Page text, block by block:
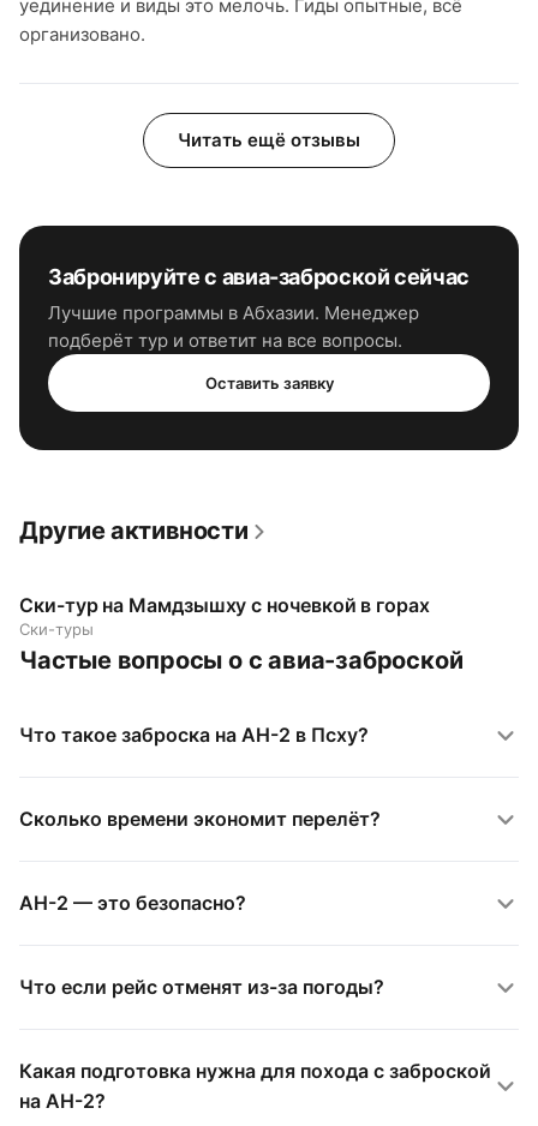
уединение и виды это мелочь. Гиды опытные, всё
организовано.
Читать ещё отзывы
Забронируйтес авиа-заброскойсейчас
Лучшие программы в Абхазии. Менеджер
подберёт тур и ответит на все вопросы.
Оставить заявку
Другие активности
Ски-тур на Мамдзышху с ночевкой в горах
Ски-туры
Частые вопросы о с авиа-заброской
Что такое заброска на АН-2 в Псху?
Сколько времени экономит перелёт?
АН-2 — это безопасно?
Что если рейс отменят из-за погоды?
Какая подготовка нужна для похода с заброской
на АН-2?